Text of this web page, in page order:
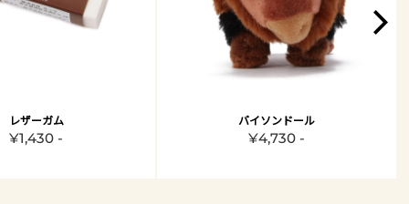
レザーガム
¥1,430 -
バイソンドール
¥4,730 -